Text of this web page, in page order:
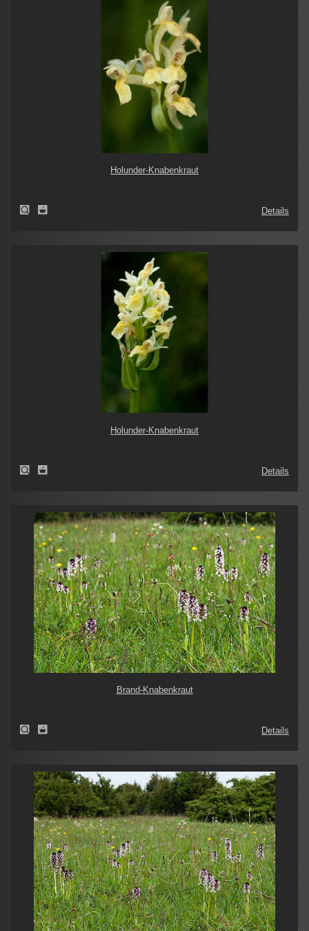
Holunder-Knabenkraut
Details
Holunder-Knabenkraut
Details
Brand-Knabenkraut
Details